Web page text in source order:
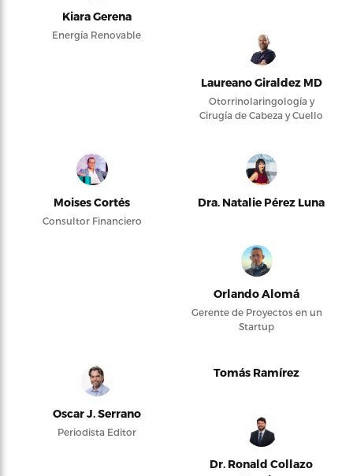
Kiara Gerena
Energía Renovable
Laureano Giraldez MD
Otorrinolaringología y
Cirugía de Cabeza y Cuello
Moises Cortés
Consultor Financiero
Dra. Natalie Pérez Luna
Orlando Alomá
Gerente de Proyectos en un
Startup
Oscar J. Serrano
Periodista Editor
Tomás Ramírez
Dr. Ronald Collazo